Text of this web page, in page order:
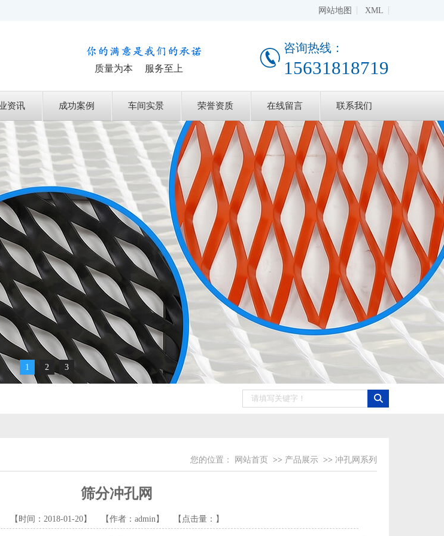
网站地图 XML
质量为本 服务至上
咨询热线：
15631818719
资讯 成功案例 车间实景 荣誉资质 在线留言 联系我们
1 2 3
您的位置： 网站首页 >> 产品展示 >> 冲孔网系列
筛分冲孔网
【时间：2018-01-20】 【作者：admin】 【点击量： 】